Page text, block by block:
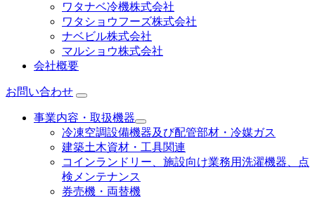
ワタナベ冷機株式会社
ワタショウフーズ株式会社
ナベビル株式会社
マルショウ株式会社
会社概要
お問い合わせ
事業内容・取扱機器
冷凍空調設備機器及び配管部材・冷媒ガス
建築土木資材・工具関連
コインランドリー、施設向け業務用洗濯機器、点
検メンテナンス
券売機・両替機